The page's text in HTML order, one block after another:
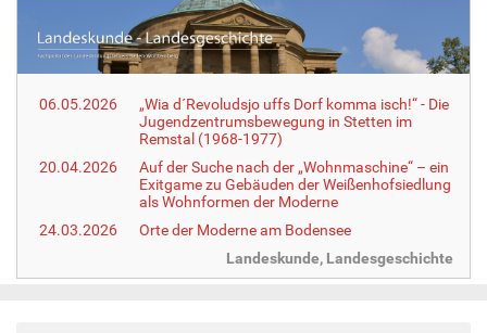
:
06.05.2026
„Wia d´Revoludsjo uffs Dorf komma isch!“ - Die
Jugendzentrumsbewegung in Stetten im
Remstal (1968-1977)
20.04.2026
Auf der Suche nach der „Wohnmaschine“ – ein
Exitgame zu Gebäuden der Weißenhofsiedlung
als Wohnformen der Moderne
24.03.2026
Orte der Moderne am Bodensee
Landeskunde, Landesgeschichte